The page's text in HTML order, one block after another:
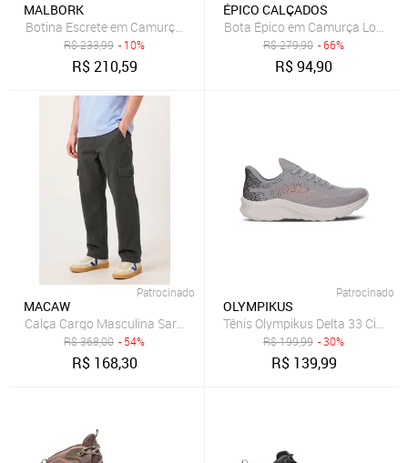
MALBORK
Botina Escrete em Camurça Cinza Solado Borracha 601CZ
R$233,99 - 10%
R$210,59
ÉPICO CALÇADOS
Bota Épico em Camurça
R$279,90 - 66%
R$94,90
Patrocinado
MACAW
Calça Cargo Masculina Sarja 100% Algodão 6 Bolsos Casual
R$368,00 - 54%
R$ 168,30
Patrocinado
OLYMPIKUS
Tênis Olympikus Delta 33 Cinza
R$199,99 - 30%
R$ 139,99